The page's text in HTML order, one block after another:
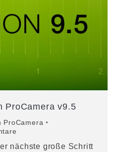
ProCamera v9.5
ProCamera
nächste große Schritt